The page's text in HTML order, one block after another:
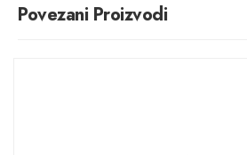
Povezani Proizvodi